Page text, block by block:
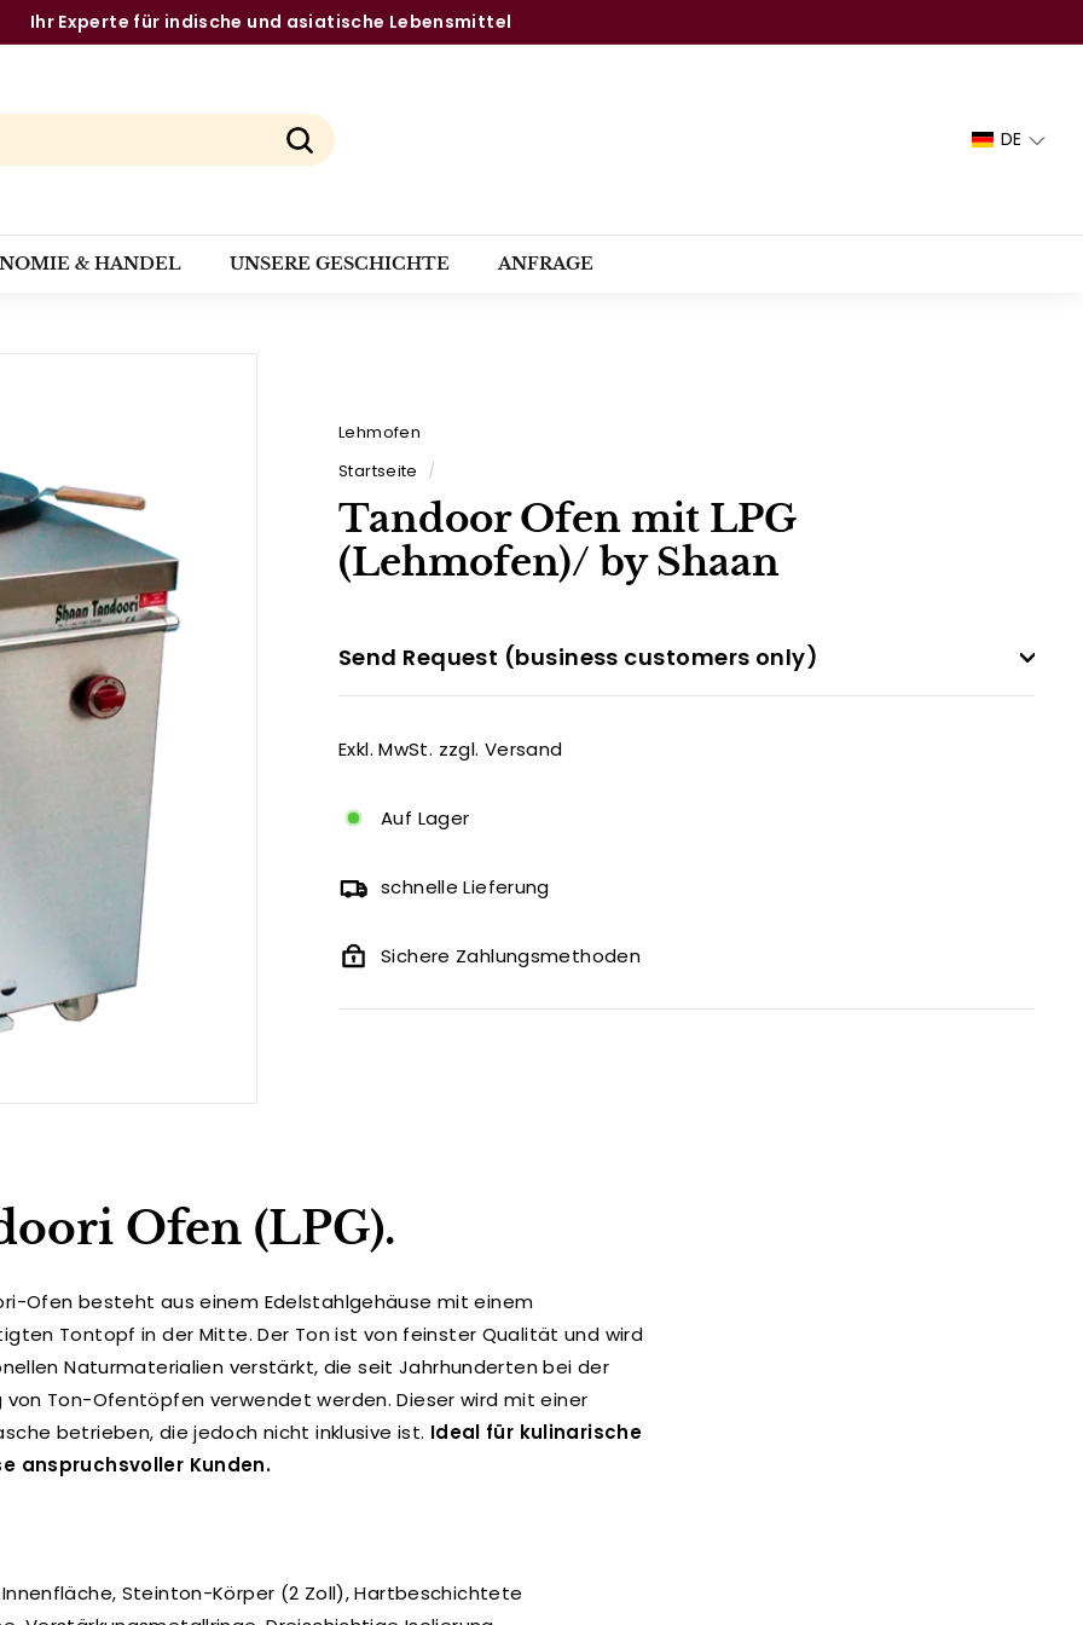
Die stärksten Marken aus einer Hand
Suchen
DE
& HANDEL UNSERE GESCHICHTE ANFRAGE
Lehmofen
Startseite
/
Tandoor Ofen mit LPG
(Lehmofen)/ by Shaan
Send Request (business customers only)
Exkl. MwSt. zzgl. Versand
Auf Lager
schnelle Lieferung
Sichere Zahlungsmethoden
Ofen (LPG).
Ofen besteht aus einem Edelstahlgehäuse mit einem
Tontopf in der Mitte. Der Ton ist von feinster Qualität und wird
Naturmaterialien verstärkt, die seit Jahrhunderten bei der
von Ton-Ofentöpfen verwendet werden. Dieser wird mit einer
betrieben, die jedoch nicht inklusive ist. Ideal für kulinarische
anspruchsvoller Kunden.
Steinton-Körper (2 Zoll), Hartbeschichtete